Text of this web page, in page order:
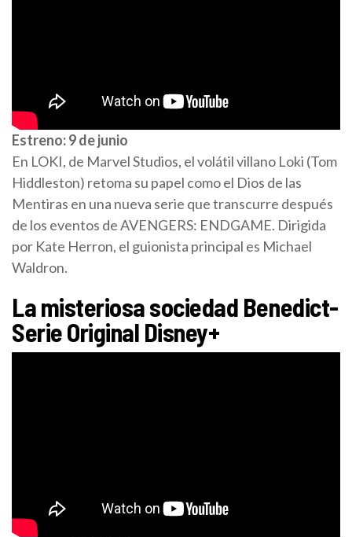
Estreno: 9 de junio
En LOKI, de Marvel Studios, el volátil villano Loki (Tom
Hiddleston) retoma su papel como el Dios de las
Mentiras en una nueva serie que transcurre después
de los eventos de AVENGERS: ENDGAME. Dirigida
por Kate Herron, el guionista principal es Michael
Waldron.
La misteriosa sociedad Benedict-
Serie Original Disney+